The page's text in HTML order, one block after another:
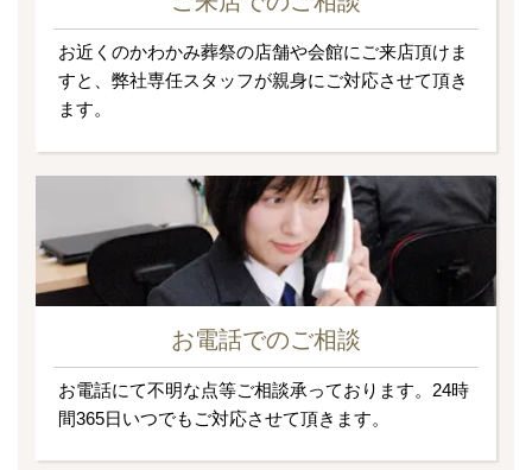
お近くのかわかみ葬祭の店舗や会館にご来店頂けま
すと、弊社専任スタッフが親身にご対応させて頂き
ます。
お電話でのご相談
お電話にて不明な点等ご相談承っております。24時
間365日いつでもご対応させて頂きます。